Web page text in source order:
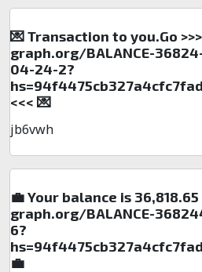
💌 Transaction to you.Go >>>
graph.org/BALANCE-36824-
04-24-2?
<<< 💌
jb6vwh
💼 Your balance is
graph.org/BALANCE-
6?
💼